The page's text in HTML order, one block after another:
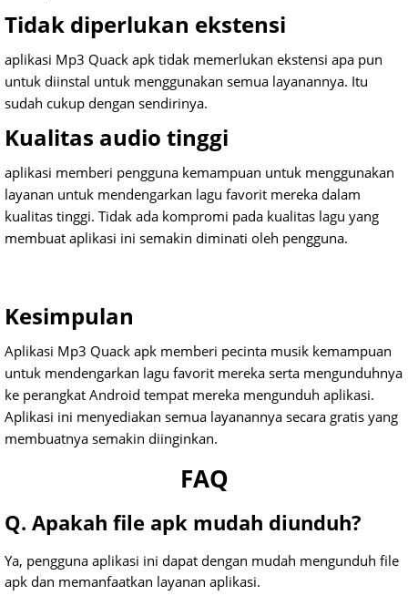
Tidak diperlukan ekstensi
aplikasi Mp3 Quack apk tidak memerlukan ekstensi apa pun
untuk diinstal untuk menggunakan semua layanannya. Itu
sudah cukup dengan sendirinya.
Kualitas audio tinggi
aplikasi memberi pengguna kemampuan untuk menggunakan
layanan untuk mendengarkan lagu favorit mereka dalam
kualitas tinggi. Tidak ada kompromi pada kualitas lagu yang
membuat aplikasi ini semakin diminati oleh pengguna.
Kesimpulan
Aplikasi Mp3 Quack apk memberi pecinta musik kemampuan
untuk mendengarkan lagu favorit mereka serta mengunduhnya
ke perangkat Android tempat mereka mengunduh aplikasi.
Aplikasi ini menyediakan semua layanannya secara gratis yang
membuatnya semakin diinginkan.
FAQ
Q. Apakah file apk mudah diunduh?
Ya, pengguna aplikasi ini dapat dengan mudah mengunduh file
apk dan memanfaatkan layanan aplikasi.